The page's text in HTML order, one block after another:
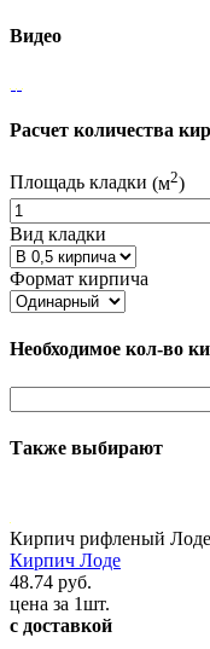
Видео
Расчет количества
Площадь кладки (м2)
Вид кладки
Формат кирпича
Необходимое кол-во
Также выбирают
Кирпич рифленый Лоде
Кирпич Лоде
48.74 руб.
цена за 1шт.
с доставкой